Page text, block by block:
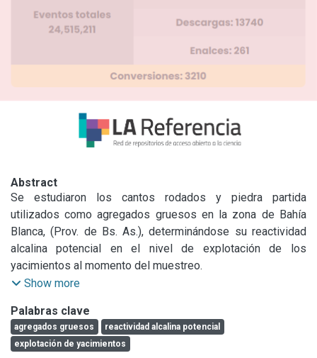
Abstract
Se estudiaron los cantos rodados y piedra partida
utilizados como agregados gruesos en la zona de Bahía
Blanca, (Prov. de Bs. As.), determinándose su reactividad
alcalina potencial en el nivel de explotación de los
yacimientos al momento del muestreo.
Se emplearon técnicas convencionales como son: el
(IRAM 1637) y agregados para hormigones exámen
petrográfico (IRAM 1649).
Los rodados estudiados provienen de las canteras de Bajo
Show more
Palabras clave
agregados gruesos
reactividad alcalina potencial
explotación de yacimientos